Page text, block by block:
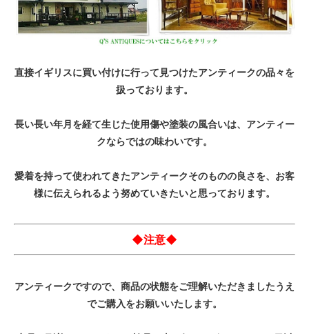
直接イギリスに買い付けに行って見つけたアンティークの品々を
扱っております。
長い長い年月を経て生じた使用傷や塗装の風合いは、アンティー
クならではの味わいです。
愛着を持って使われてきたアンティークそのものの良さを、お客
様に伝えられるよう努めていきたいと思っております。
◆注意◆
アンティークですので、商品の状態をご理解いただきましたうえ
でご購入をお願いいたします。